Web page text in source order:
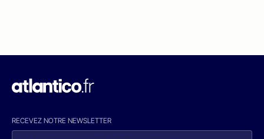
RECEVEZ NOTRE NEWSLETTER